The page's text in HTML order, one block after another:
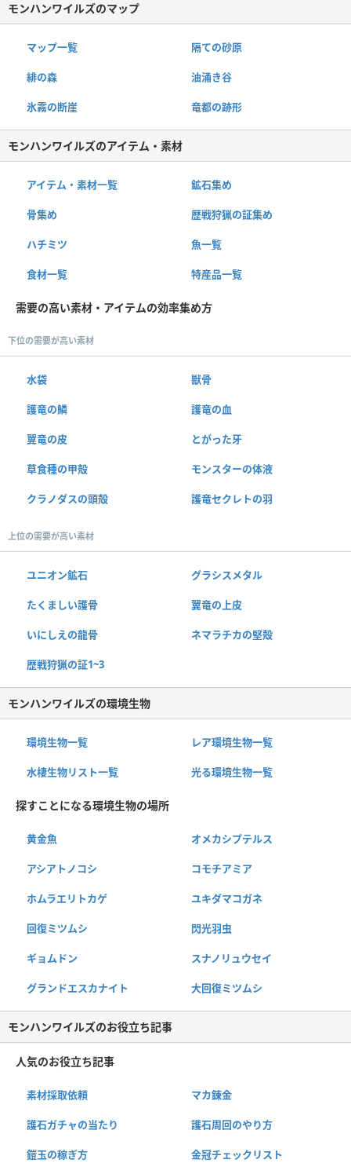
モンハンワイルズのマップ
マップ一覧 隔ての砂原
緋の森 油涌き谷
氷霧の断崖 竜都の跡形
モンハンワイルズのアイテム・素材
アイテム・素材一覧 鉱石集め
骨集め 歴戦狩猟の証集め
ハチミツ 魚一覧
食材一覧 特産品一覧
需要の高い素材・アイテムの効率集め方
下位の需要が高い素材
水袋 獣骨
護竜の鱗 護竜の血
翼竜の皮 とがった牙
草食種の甲殻 モンスターの体液
クラノダスの頭殻 護竜セクレトの羽
上位の需要が高い素材
ユニオン鉱石 グラシスメタル
たくましい護骨 翼竜の上皮
いにしえの龍骨 ネマラチカの堅殻
歴戦狩猟の証1~3
モンハンワイルズの環境生物
環境生物一覧 レア環境生物一覧
水棲生物リスト一覧 光る環境生物一覧
探すことになる環境生物の場所
黄金魚 オメカシプテルス
アシアトノコシ コモチアミア
ホムラエリトカゲ ユキダマコガネ
回復ミツムシ 閃光羽虫
ギョムドン スナノリュウセイ
グランドエスカナイト 大回復ミツムシ
モンハンワイルズのお役立ち記事
人気のお役立ち記事
素材採取依頼 マカ錬金
護石ガチャの当たり 護石周回のやり方
鎧玉の稼ぎ方 金冠チェックリスト